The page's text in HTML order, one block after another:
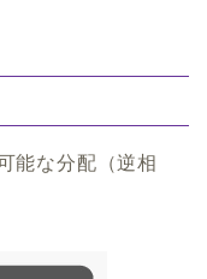
能な分配（逆相